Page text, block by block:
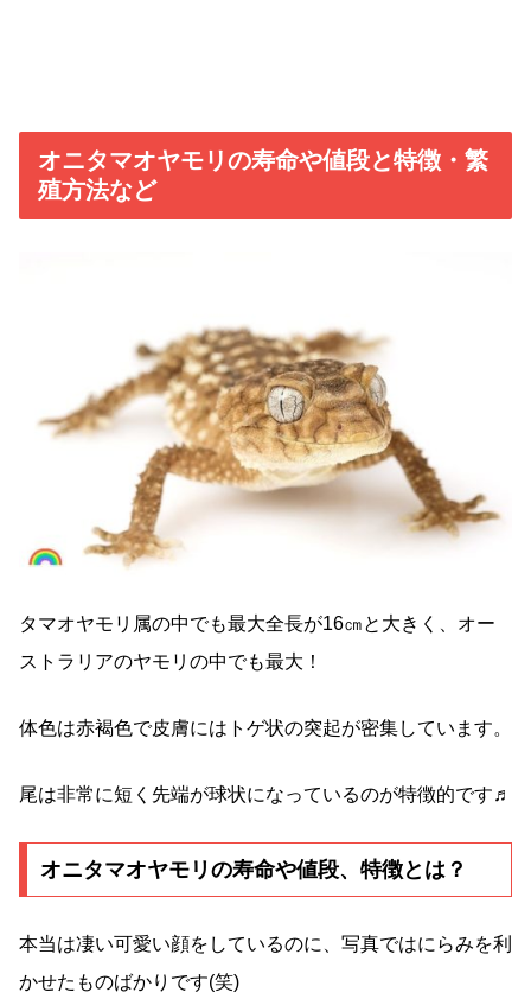
オニタマオヤモリの寿命や値段と特徴・繁
殖方法など
タマオヤモリ属の中でも最大全長が16㎝と大きく、オー
ストラリアのヤモリの中でも最大！
体色は赤褐色で皮膚にはトゲ状の突起が密集しています。
尾は非常に短く先端が球状になっているのが特徴的です♬
オニタマオヤモリの寿命や値段、特徴とは？
本当は凄い可愛い顔をしているのに、写真ではにらみを利
かせたものばかりです(笑)